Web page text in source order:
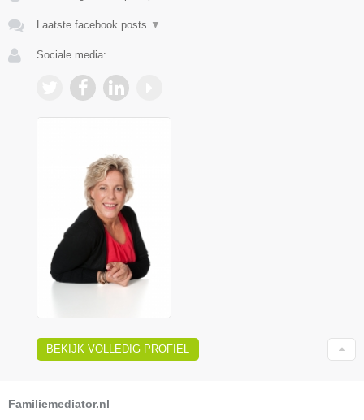
Laatste facebook posts ▼
Sociale media:
BEKIJK VOLLEDIG PROFIEL
Familiemediator.nl